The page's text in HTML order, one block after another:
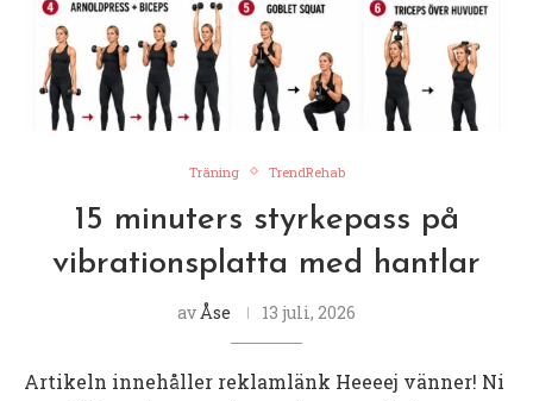
Träning TrendRehab
15 minuters styrkepass på
vibrationsplatta med hantlar
av Åse 13 juli, 2026
Artikeln innehåller reklamlänk Heeeej vänner! Ni